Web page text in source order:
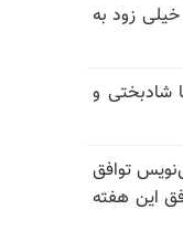
خیلی زود به
شادبختی و
توافق
این هفته